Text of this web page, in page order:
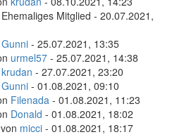
Mitglied - 20.07.2021,
Gunni - 25.07.2021, 13:35
urmel57 - 25.07.2021, 14:38
krudan - 27.07.2021, 23:20
Gunni - 01.08.2021, 09:10
Filenada - 01.08.2021, 11:23
Donald - 01.08.2021, 18:02
micci - 01.08.2021, 18:17